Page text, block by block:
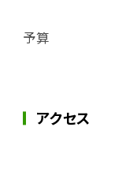
予算
アクセス